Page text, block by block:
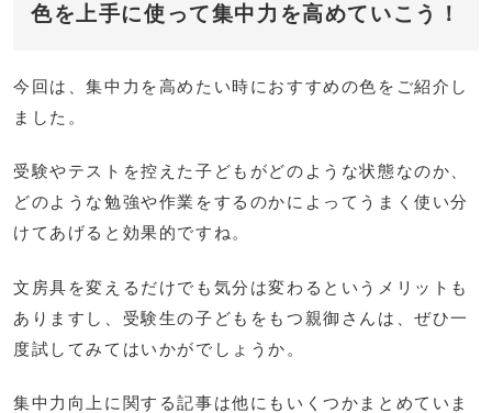
色を上手に使って集中力を高めていこう！
今回は、集中力を高めたい時におすすめの色をご紹介し
ました。
受験やテストを控えた子どもがどのような状態なのか、
どのような勉強や作業をするのかによってうまく使い分
けてあげると効果的ですね。
文房具を変えるだけでも気分は変わるというメリットも
ありますし、受験生の子どもをもつ親御さんは、ぜひ一
度試してみてはいかがでしょうか。
集中力向上に関する記事は他にもいくつかまとめていま